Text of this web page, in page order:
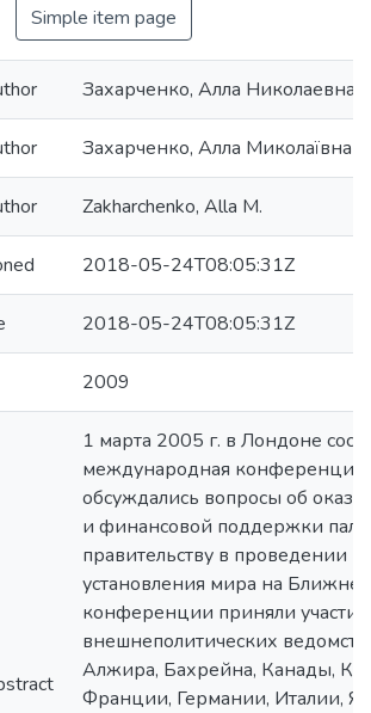
Simple item page
Захарченко, Алла Николаевна
Захарченко, Алла Миколаївна
Zakharchenko, Alla M.
2018-05-24T08:05:31Z
2018-05-24T08:05:31Z
2009
1 марта 2005 г. в Лондоне
международная конференция,
обсуждались вопросы об
и финансовой поддержки
правительству в проведении
установления мира на
конференции приняли
внешнеполитических ведомств
Алжира, Бахрейна, Канады,
Франции, Германии, Италии,